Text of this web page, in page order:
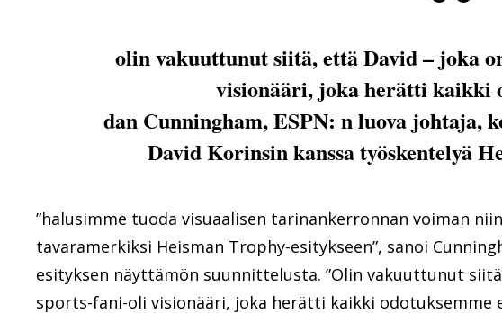
olin vakuuttunut siitä, että David – joka
visionääri, joka herätti kaikki
dan Cunningham, ESPN: n luova johtaja,
David Korinsin kanssa työskentelyä
”halusimme tuoda visuaalisen tarinankerronnan voiman
tavaramerkiksi Heisman Trophy-esitykseen”, sanoi
esityksen näyttämön suunnittelusta. ”Olin vakuuttunut
sports-fani-oli visionääri, joka herätti kaikki odotuksemme